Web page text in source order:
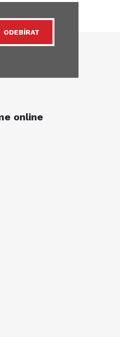
ODEBÍRAT
online